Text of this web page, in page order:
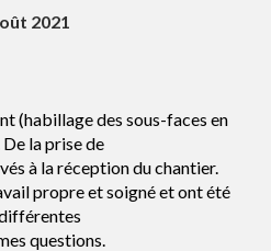
2021
(habillage des sous-faces en
la prise de
à la réception du chantier.
propre et soigné et ont été
questions.